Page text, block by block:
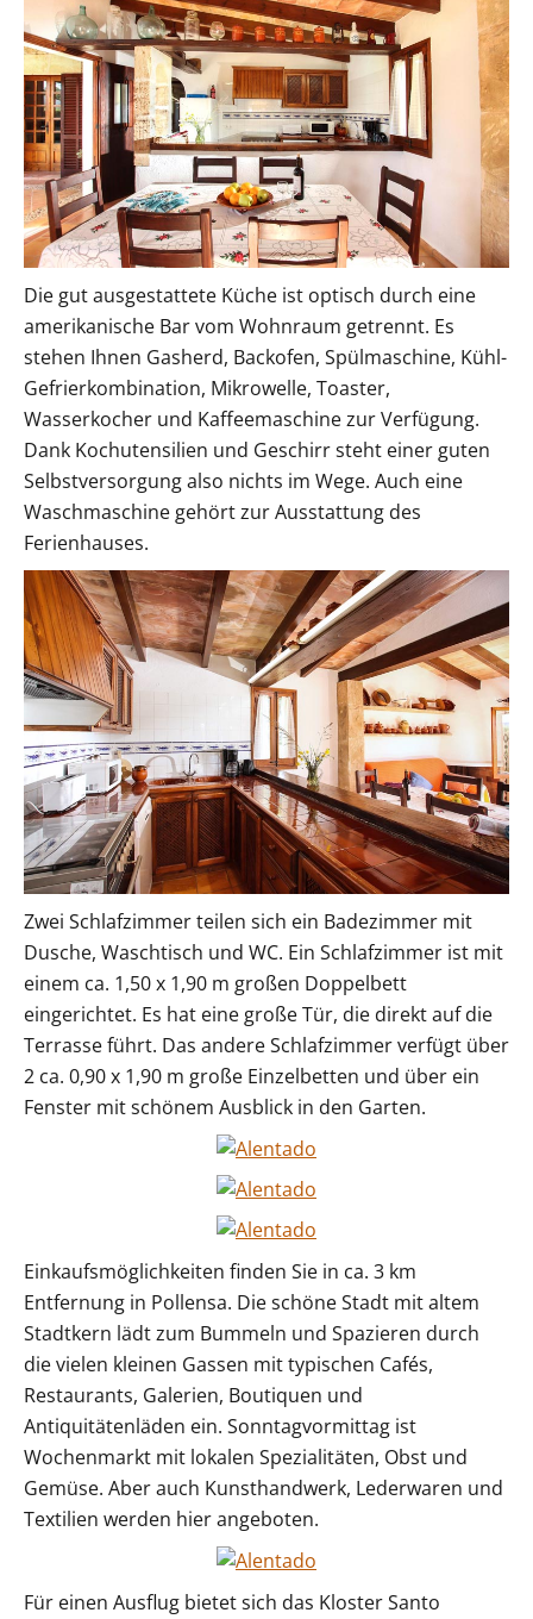
Die gut ausgestattete Küche ist optisch durch eine
amerikanische Bar vom Wohnraum getrennt. Es
stehen Ihnen Gasherd, Backofen, Spülmaschine, Kühl-
Gefrierkombination, Mikrowelle, Toaster,
Wasserkocher und Kaffeemaschine zur Verfügung.
Dank Kochutensilien und Geschirr steht einer guten
Selbstversorgung also nichts im Wege. Auch eine
Waschmaschine gehört zur Ausstattung des
Ferienhauses.
Zwei Schlafzimmer teilen sich ein Badezimmer mit
Dusche, Waschtisch und WC. Ein Schlafzimmer ist mit
einem ca. 1,50 x 1,90 m großen Doppelbett
eingerichtet. Es hat eine große Tür, die direkt auf die
Terrasse führt. Das andere Schlafzimmer verfügt über
2 ca. 0,90 x 1,90 m große Einzelbetten und über ein
Fenster mit schönem Ausblick in den Garten.
Einkaufsmöglichkeiten finden Sie in ca. 3 km
Entfernung in Pollensa. Die schöne Stadt mit altem
Stadtkern lädt zum Bummeln und Spazieren durch
die vielen kleinen Gassen mit typischen Cafés,
Restaurants, Galerien, Boutiquen und
Antiquitätenläden ein. Sonntagvormittag ist
Wochenmarkt mit lokalen Spezialitäten, Obst und
Gemüse. Aber auch Kunsthandwerk, Lederwaren und
Textilien werden hier angeboten.
Für einen Ausflug bietet sich das Kloster Santo